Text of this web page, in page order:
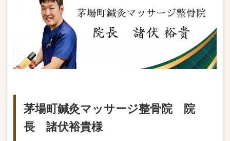
茅場町鍼灸マッサージ整骨院 院
長 諸伏裕貴様